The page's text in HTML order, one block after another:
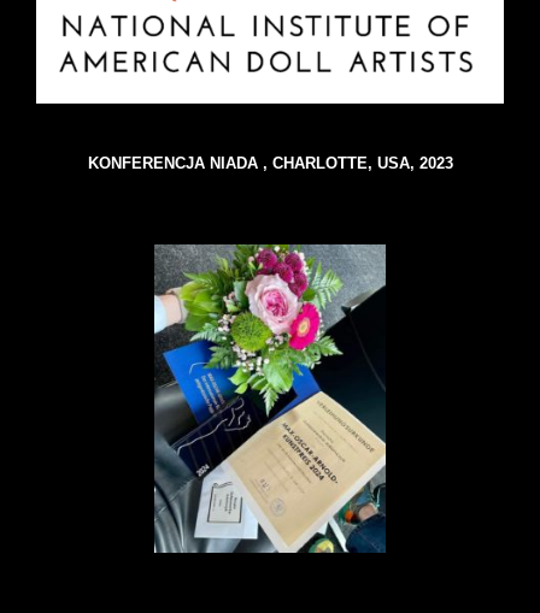
KONFERENCJA NIADA , CHARLOTTE, USA, 2023